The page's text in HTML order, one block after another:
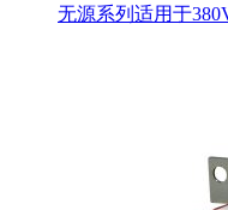
无源系列适用于